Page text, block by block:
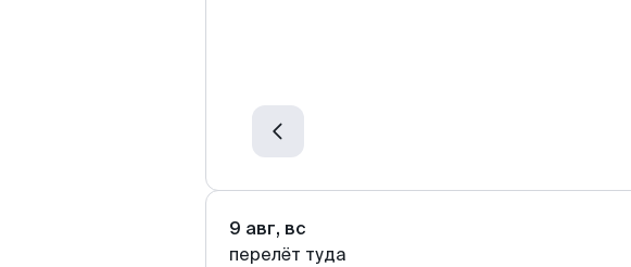
9 авг, вс
перелёт туда